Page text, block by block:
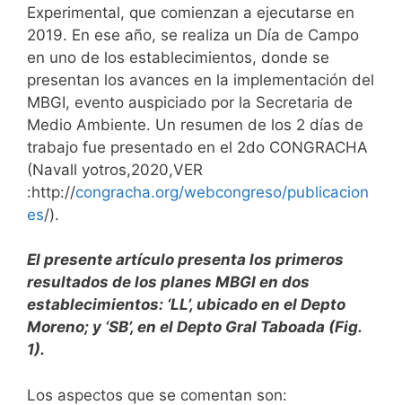
Experimental, que comienzan a ejecutarse en
2019. En ese año, se realiza un Día de Campo
en uno de los establecimientos, donde se
presentan los avances en la implementación del
MBGI, evento auspiciado por la Secretaria de
Medio Ambiente. Un resumen de los 2 días de
trabajo fue presentado en el 2do CONGRACHA
(Navall yotros,2020,VER
:http://congracha.org/webcongreso/publicacion
es/).
El presente artículo presenta los primeros
resultados de los planes MBGI en dos
establecimientos: ‘LL’, ubicado en el Depto
Moreno; y ‘SB’, en el Depto Gral Taboada (Fig.
1).
Los aspectos que se comentan son: